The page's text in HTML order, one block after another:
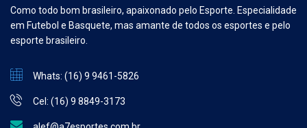
Como todo bom brasileiro, apaixonado pelo Esporte. Especialidade
em Futebol e Basquete, mas amante de todos os esportes e pelo
esporte brasileiro.
Whats: (16) 9 9461-5826
Cel: (16) 9 8849-3173